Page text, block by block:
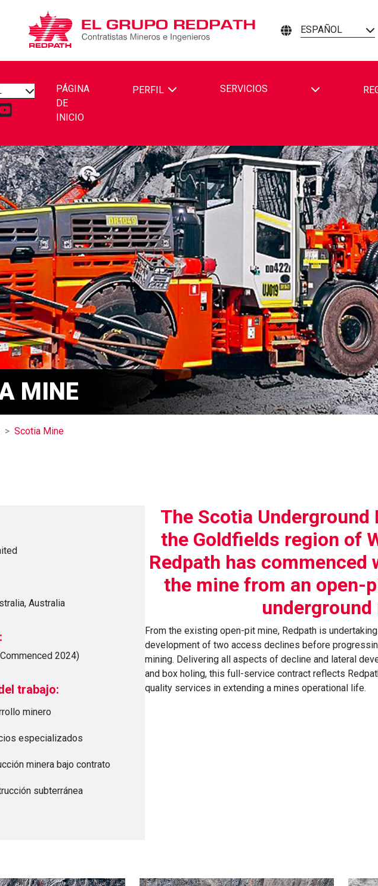
ESPAÑOL
PARA VISITAR REDPATH MINING CONTRACTORS AND ENGINEERS EN FACEBOOK
PARA VISITAR REDPATH MINING CONTRACTORS AND ENGINEERS EN LINKEDIN
TOQUE PARA VISITAR REDPATH MINING CONTRACTORS AND ENGINEERS EN YOUTUBE
PÁGINA
DE
INICIO
PERFIL SERVICIOS TOGGLE
MINE
Scotia Mine
Australia
2024)
trabajo:
minero
especializados
minera bajo contrato
subterránea
The Scotia
the Goldfields region of
Redpath has
the mine from an open-
underground
From the existing open-pit mine, Redpath is
development of two access declines before
mining. Delivering all aspects of decline and lateral
and box holing, this full-service contract reflects
quality services in extending a mines operational life.